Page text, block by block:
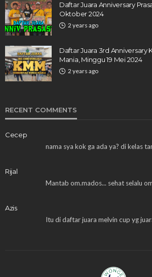
Daftar Juara Anniversary
Oktober 2024
2 years ago
Daftar Juara 3rd Anniversary
Mania, Minggu 19 Mei 2024
2 years ago
RECENT COMMENTS
Cecep
nama sya kok ga ada ya? di kelas
Rijal
Mantab om.mados... sehat selalu
Azis
Itu di daftar juara melvin cup yg